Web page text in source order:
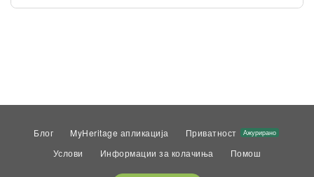
Блог MyHeritage апликација Приватност Ажурирано
Услови Информации за колачиња Помош